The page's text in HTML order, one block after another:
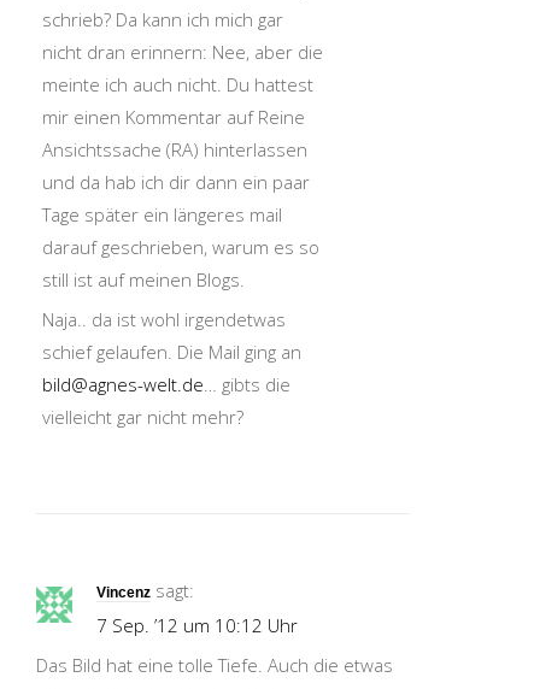
schrieb? Da kann ich mich gar
nicht dran erinnern: Nee, aber die
meinte ich auch nicht. Du hattest
mir einen Kommentar auf Reine
Ansichtssache (RA) hinterlassen
und da hab ich dir dann ein paar
Tage später ein längeres mail
darauf geschrieben, warum es so
still ist auf meinen Blogs.
Naja.. da ist wohl irgendetwas
schief gelaufen. Die Mail ging an
bild@agnes-welt.de… gibts die
vielleicht gar nicht mehr?
Vincenz sagt:
7 Sep. ’12 um 10:12 Uhr
Das Bild hat eine tolle Tiefe. Auch die etwas